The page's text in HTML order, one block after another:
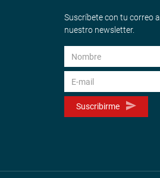
Suscríbete con tu correo a
nuestro newsletter.
Suscribirme